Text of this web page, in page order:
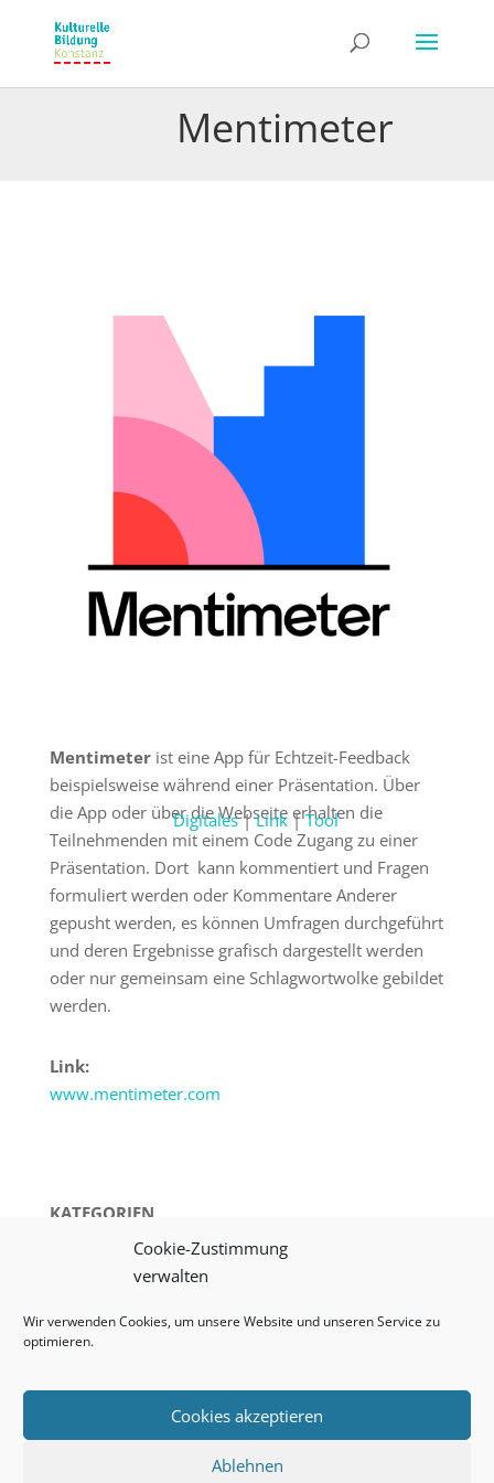
Cookie-Zustimmung
verwalten
Wir verwenden Cookies, um unsere Website und unseren Service zu
optimieren.
Cookies akzeptieren
Ablehnen
Mentimeter
Mentimeterist eine App für Echtzeit-Feedback
beispielsweise während einer Präsentation. Über
die App oder über die Webseite erhalten die
Teilnehmenden mit einem Code Zugang zu einer
Präsentation. Dort kann kommentiert und Fragen
formuliert werden oder Kommentare Anderer
gepusht werden, es können Umfragen durchgeführt
und deren Ergebnisse grafisch dargestellt werden
oder nur gemeinsam eine Schlagwortwolke gebildet
werden.
Link:
www.mentimeter.com
KATEGORIEN
Digitales|Link|Tool
Cookie-Richtlinie (EU)